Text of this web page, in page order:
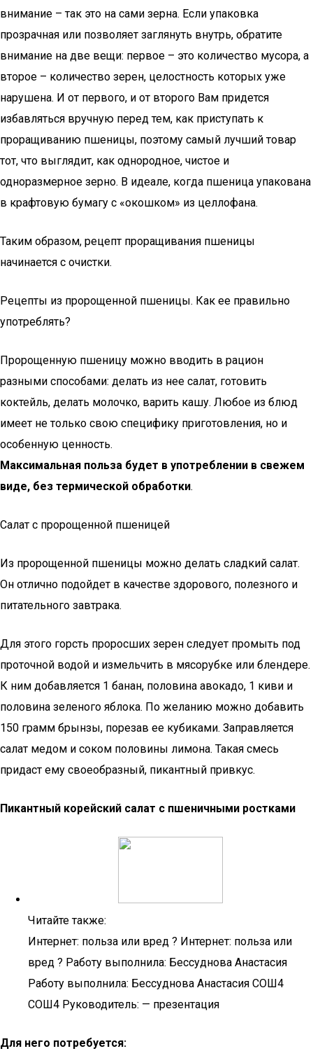
внимание – так это на сами зерна. Если упаковка
прозрачная или позволяет заглянуть внутрь, обратите
внимание на две вещи: первое – это количество мусора, а
второе – количество зерен, целостность которых уже
нарушена. И от первого, и от второго Вам придется
избавляться вручную перед тем, как приступать к
проращиванию пшеницы, поэтому самый лучший товар
тот, что выглядит, как однородное, чистое и
одноразмерное зерно. В идеале, когда пшеница упакована
в крафтовую бумагу с «окошком» из целлофана.
Таким образом, рецепт проращивания пшеницы
начинается с очистки.
Рецепты из пророщенной пшеницы. Как ее правильно
употреблять?
Пророщенную пшеницу можно вводить в рацион
разными способами: делать из нее салат, готовить
коктейль, делать молочко, варить кашу. Любое из блюд
имеет не только свою специфику приготовления, но и
особенную ценность.
Максимальная польза будет в употреблении в свежем
виде, без термической обработки.
Салат с пророщенной пшеницей
Из пророщенной пшеницы можно делать сладкий салат.
Он отлично подойдет в качестве здорового, полезного и
питательного завтрака.
Для этого горсть проросших зерен следует промыть под
проточной водой и измельчить в мясорубке или блендере.
К ним добавляется 1 банан, половина авокадо, 1 киви и
половина зеленого яблока. По желанию можно добавить
150 грамм брынзы, порезав ее кубиками. Заправляется
салат медом и соком половины лимона. Такая смесь
придаст ему своеобразный, пикантный привкус.
Пикантный корейский салат с пшеничными ростками
Читайте также:
Интернет: польза или вред ? Интернет: польза или
вред ? Работу выполнила: Бессуднова Анастасия
Работу выполнила: Бессуднова Анастасия СОШ4
СОШ4 Руководитель: — презентация
Для него потребуется: